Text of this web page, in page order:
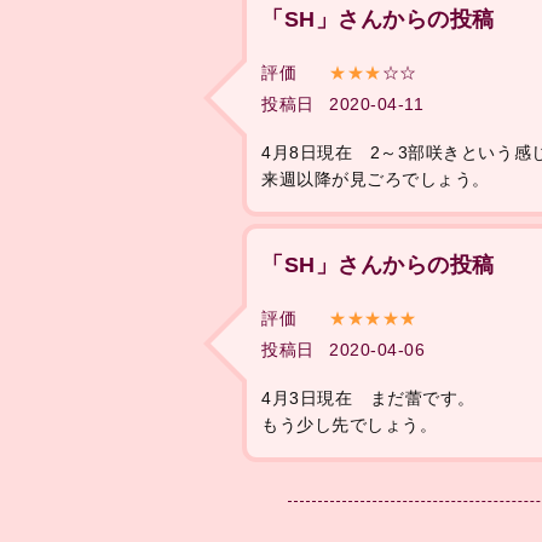
「SH」さんからの投稿
評価 ★★★☆☆
投稿日
2020-04-11
4月8日現在 2～3部咲きという感
来週以降が見ごろでしょう。
「SH」さんからの投稿
評価
★★★★★
投稿日
2020-04-06
4月3日現在 まだ蕾です。
もう少し先でしょう。